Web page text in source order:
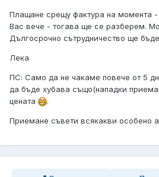
Плащане срещу фактура на момента
Вас вече - тогава ще се разберем.
Дългосрочно сътрудничество ще
Лека
ПС: Само да не чакаме повече от 5
да бъде хубава също(нападки
цената
.
Приемане съвети всякакви особено